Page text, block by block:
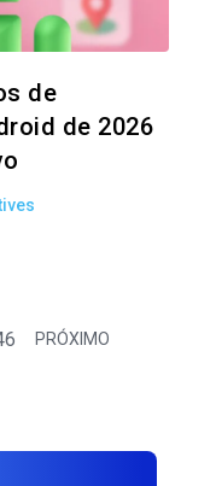
de
de 2026
PRÓXIMO